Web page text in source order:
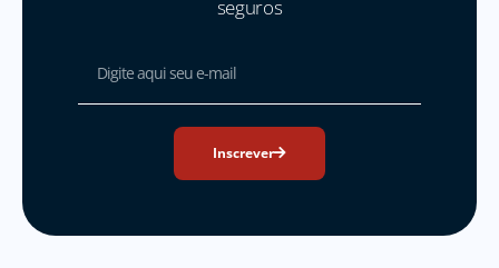
seguros
Inscrever